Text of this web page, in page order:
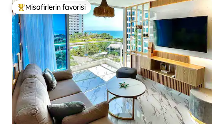
Misafirlerin favorilerinden en beğenilenler arasında
Misafirlerin favorisi